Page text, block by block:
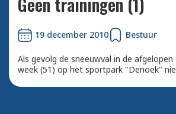
19 december 2010 Bestuur
Als gevolg de sneeuwval in de afgelopen
week (51) op het sportpark "Denoek"